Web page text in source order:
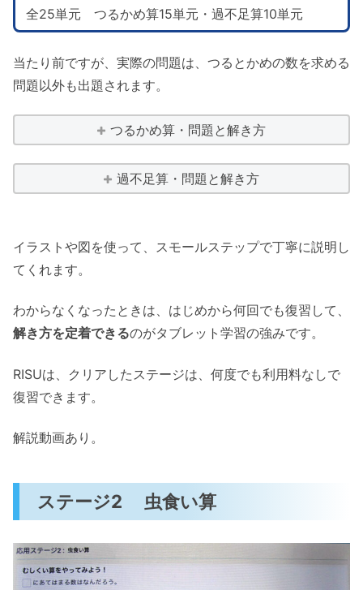
全25単元 つるかめ算15単元・過不足算10単元
当たり前ですが、実際の問題は、つるとかめの数を求める
問題以外も出題されます。
つるかめ算・問題と解き方
過不足算・問題と解き方
イラストや図を使って、スモールステップで丁寧に説明し
てくれます。
わからなくなったときは、はじめから何回でも復習して、
解き方を定着できるのがタブレット学習の強みです。
RISUは、クリアしたステージは、何度でも利用料なしで
復習できます。
解説動画あり。
ステージ2 虫食い算